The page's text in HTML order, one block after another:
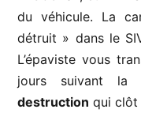
du véhicule. La
détruit » dans le
L’épaviste vous
jours suivant la
destruction qui clôt